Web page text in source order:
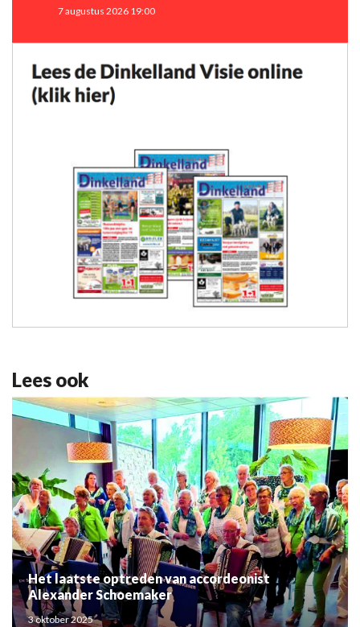
7 augustus 2026 19:00
Lees ook
Het laatste optreden van accordeonist
Alexander Schoemaker
3 oktober 2025